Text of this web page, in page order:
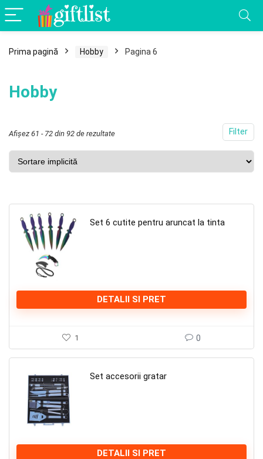
Prima pagină Hobby Pagina 6
Hobby
Filter
Afișez 61 - 72 din 92 de rezultate
Set 6 cutite pentru aruncat la tinta
DETALII SI PRET
1 0
Set accesorii gratar
DETALII SI PRET